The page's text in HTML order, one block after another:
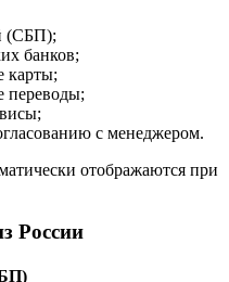
(СБП);
банков;
карты;
переводы;
с менеджером.
отображаются при
России